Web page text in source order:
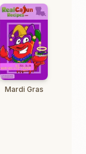
Mardi Gras